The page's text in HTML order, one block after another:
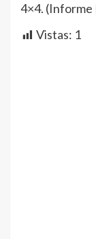
4×4. (Informe
Vistas: 1